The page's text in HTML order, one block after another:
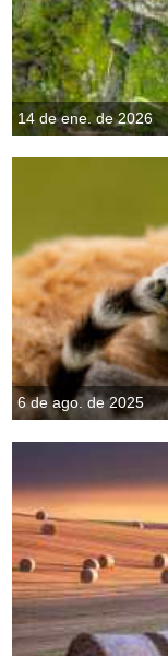
14 de ene. de 2026
6 de ago. de 2025